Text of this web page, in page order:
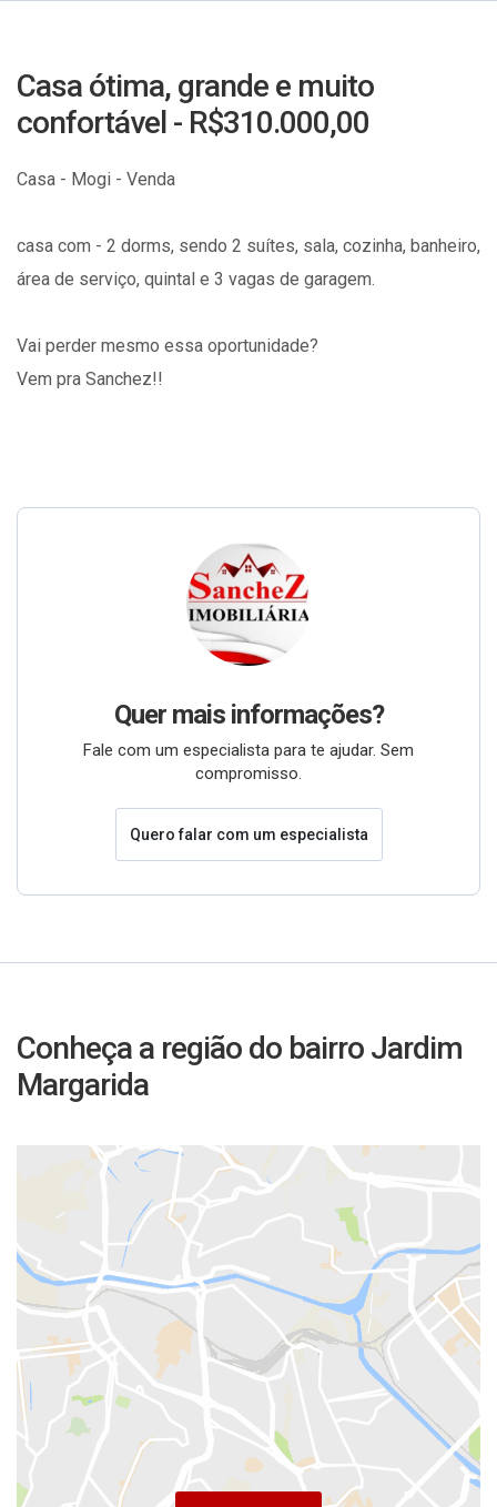
Casa ótima, grande e muito
confortável - R$310.000,00
Casa - Mogi - Venda
casa com - 2 dorms, sendo 2 suítes, sala, cozinha, banheiro,
área de serviço, quintal e 3 vagas de garagem.
Vai perder mesmo essa oportunidade?
Vem pra Sanchez!!
Quer mais informações?
Fale com um especialista para te ajudar. Sem
compromisso.
Quero falar com um especialista
Conheça a região do bairro Jardim
Margarida